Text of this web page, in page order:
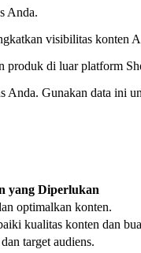
Anda.
visibilitas konten
produk di luar platform
Gunakan data ini
yang Diperlukan
optimalkan konten.
kualitas konten dan
target audiens.